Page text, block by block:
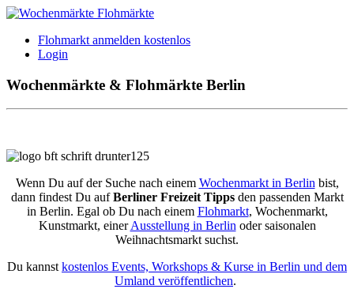
Flohmarkt anmelden kostenlos
Login
Wochenmärkte & Flohmärkte Berlin
Wenn Du auf der Suche nach einem Wochenmarkt in Berlinbist,
dann findest Du aufBerliner Freizeit Tippsden passenden Markt
in Berlin. Egal ob Du nach einem Flohmarkt, Wochenmarkt,
Kunstmarkt, einerAusstellung in Berlinoder saisonalen
Weihnachtsmarkt suchst.
Du kannstkostenlos Events, Workshops & Kurse in Berlin und dem
Umland veröffentlichen.